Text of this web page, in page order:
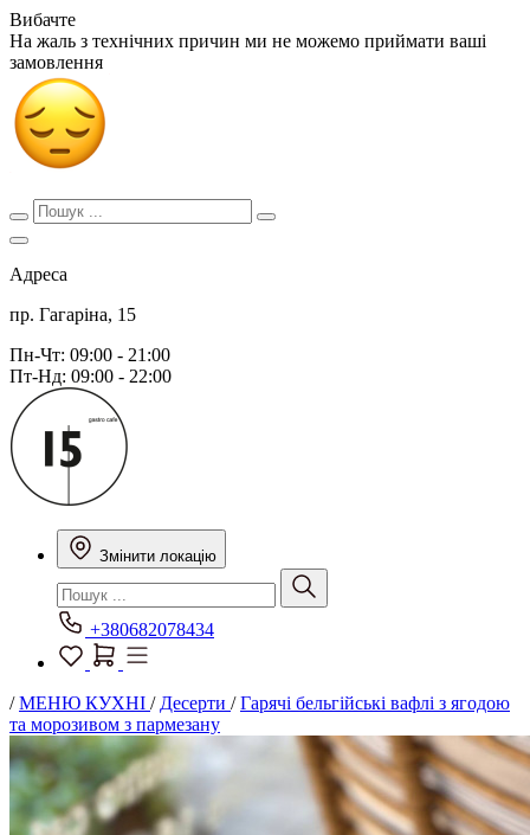
Вибачте
На жаль з технічних причин ми не можемо приймати ваші
замовлення
Адреса
пр. Гагаріна, 15
Пн-Чт: 09:00 - 21:00
Пт-Нд: 09:00 - 22:00
Змінити локацію
+380682078434
/МЕНЮ КУХНІ / Десерти /Гарячі бельгійські вафлі з ягодою
та морозивом з пармезану